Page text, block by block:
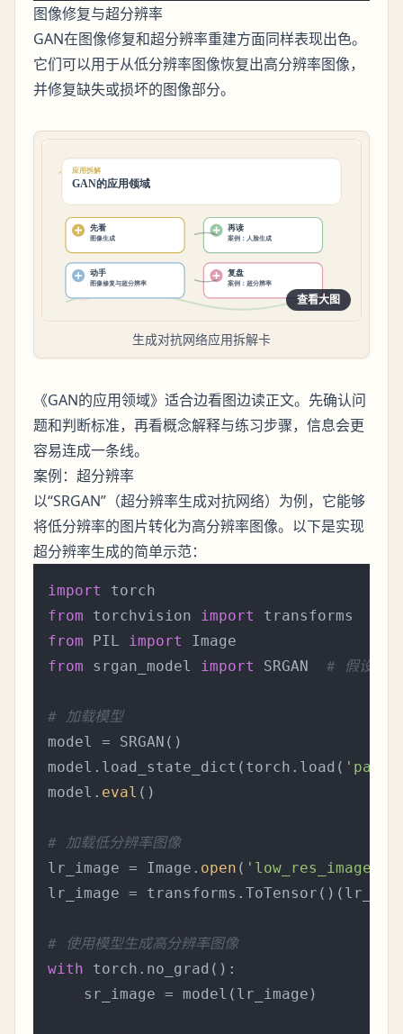
图像修复与超分辨率
GAN在图像修复和超分辨率重建方面同样表现出色。
它们可以用于从低分辨率图像恢复出高分辨率图像，
并修复缺失或损坏的图像部分。
查看大图
生成对抗网络应用拆解卡
《GAN的应用领域》适合边看图边读正文。先确认问
题和判断标准，再看概念解释与练习步骤，信息会更
容易连成一条线。
案例：超分辨率
以“SRGAN”（超分辨率生成对抗网络）为例，它能够
将低分辨率的图片转化为高分辨率图像。以下是实现
超分辨率生成的简单示范：
import
from torchvision import
from PIL import
from srgan_model import SRGAN # 假设有一
# 加载模型
model = SRGAN()
model.load_state_dict(torch.load(
model. eval ()
# 加载低分辨率图像
lr_image = Image. open (
lr_image =
# 使用模型生成高分辨率图像
with torch.no_grad():
    sr_image = model(lr_image)